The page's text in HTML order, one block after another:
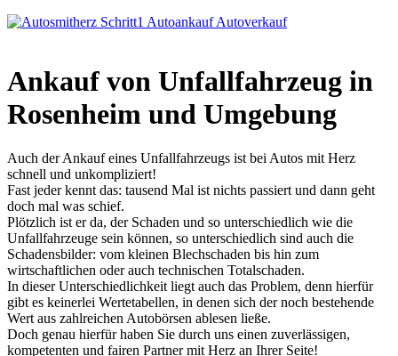
Ankauf von Unfallfahrzeug in
Rosenheim und Umgebung
Auch der Ankauf eines Unfallfahrzeugs ist bei Autos mit Herz
schnell und unkompliziert!
Fast jeder kennt das: tausend Mal ist nichts passiert und dann geht
doch mal was schief.
Plötzlich ist er da, der Schaden und so unterschiedlich wie die
Unfallfahrzeuge sein können, so unterschiedlich sind auch die
Schadensbilder: vom kleinen Blechschaden bis hin zum
wirtschaftlichen oder auch technischen Totalschaden.
In dieser Unterschiedlichkeit liegt auch das Problem, denn hierfür
gibt es keinerlei Wertetabellen, in denen sich der noch bestehende
Wert aus zahlreichen Autobörsen ablesen ließe.
Doch genau hierfür haben Sie durch uns einen zuverlässigen,
kompetenten und fairen Partner mit Herz an Ihrer Seite!